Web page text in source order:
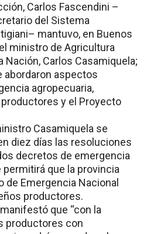
Carlos Fascendini –
del Sistema
mantuvo, en Buenos
ministro de Agricultura
Nación, Carlos Casamiquela;
abordaron aspectos
agropecuaria,
y el Proyecto
Casamiquela se
diez días las resoluciones
decretos de emergencia
permitirá que la provincia
de Emergencia Nacional
productores.
que “con la
productores con